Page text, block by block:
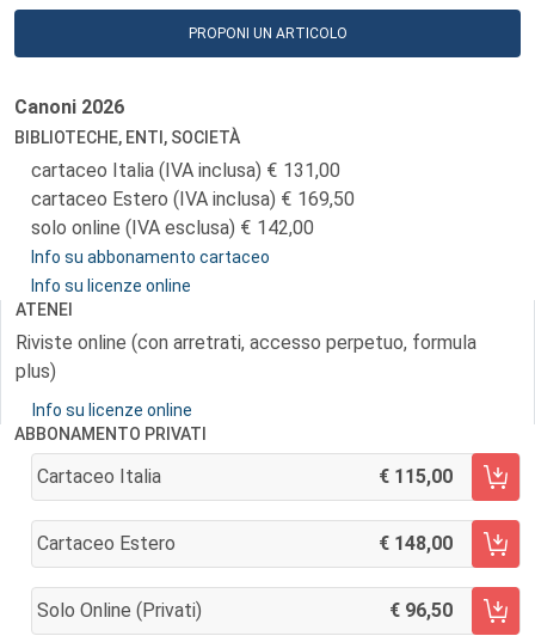
PROPONI UN ARTICOLO
Canoni 2026
BIBLIOTECHE, ENTI, SOCIETÀ
cartaceo Italia (IVA inclusa)
131,00
cartaceo Estero (IVA inclusa)
169,50
solo online (IVA esclusa)
142,00
Info su abbonamento cartaceo
Info su licenze online
ATENEI
Riviste online (con arretrati, accesso perpetuo, formula
plus)
Info su licenze online
ABBONAMENTO PRIVATI
Cartaceo Italia 115,00
AGGIUNGI AL CARRELLO
Cartaceo Estero 148,00
AGGIUNGI AL CARRELLO
Solo Online (privati) 96,50
AGGIUNGI AL CARRELLO